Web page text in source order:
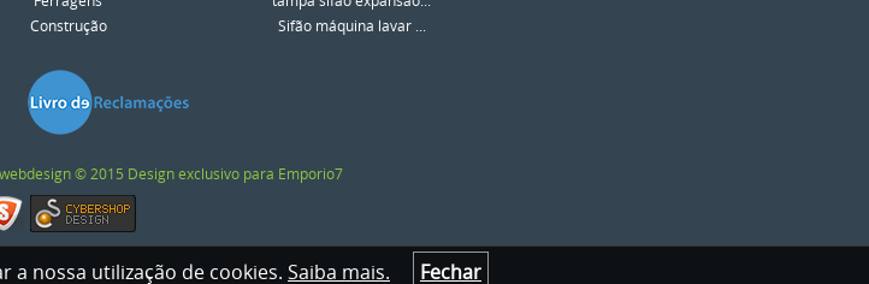
a nossa utilização de cookies. Saiba mais. Fechar
Construção
Sifão máquina lavar ...
© 2015 Design exclusivo para Emporio7